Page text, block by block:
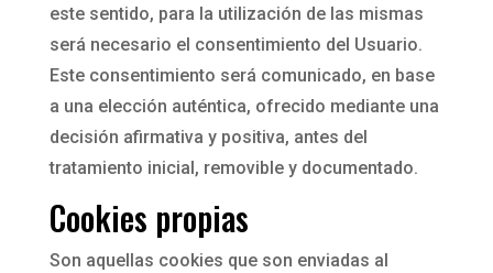
este sentido, para la utilización de las mismas
será necesario el consentimiento del Usuario.
Este consentimiento será comunicado, en base
a una elección auténtica, ofrecido mediante una
decisión afirmativa y positiva, antes del
tratamiento inicial, removible y documentado.
Cookies propias
Son aquellas cookies que son enviadas al